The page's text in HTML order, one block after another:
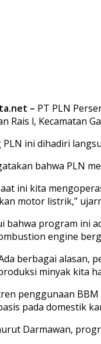
– PT PLN
Rais l, Kecamatan
ini dihadiri
bahwa PLN
ini kita
motor listrik,”
bahwa program ini
engine
berbagai
minyak kita
penggunaan
pada domestik
Darmawan,